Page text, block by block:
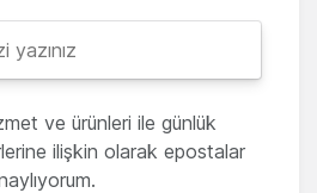
ve ürünleri ile günlük
ilişkin olarak epostalar